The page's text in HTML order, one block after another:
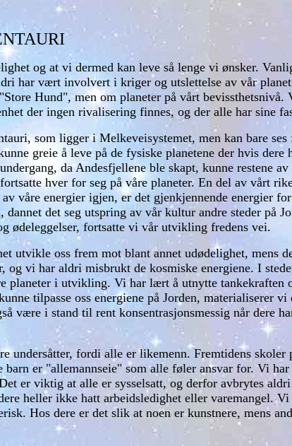
og at vi dermed kan leve så lenge vi ønsker.
har vært involvert i kriger og utslettelse av vår
Hund", men om planeter på vårt
der ingen rivalisering finnes, og der alle har sine
som ligger i Melkeveisystemet, men kan bare
greie å leve på de fysiske planetene der hvis
da Andesfjellene ble skapt, kunne restene
hver for seg på våre planeter. En del av vårt
våre energier igjen, er det gjenkjennende energier
det seg utspring av vår kultur andre steder på
ødeleggelser, fortsatte vi vår utvikling fredens vei.
utvikle oss frem mot blant annet udødelighet, mens
vi har aldri misbrukt de kosmiske energiene. I
planeter i utvikling. Vi har lært å utnytte tankekraften
tilpasse oss energiene på Jorden, materialiserer
være i stand til rent konsentrasjonsmessig når dere
undersåtter, fordi alle er likemenn. Fremtidens
er "allemannseie" som alle føler ansvar for. Vi
er viktig at alle er sysselsatt, og derfor avbrytes
heller ikke hatt arbeidsledighet eller varemangel.
Hos dere er det slik at noen er kunstnere, mens